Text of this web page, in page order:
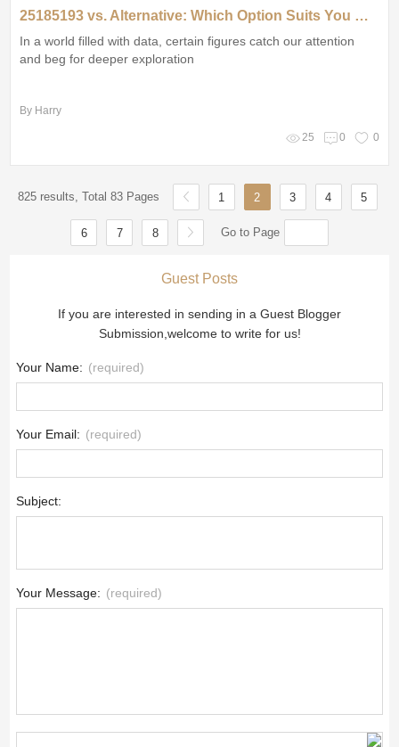
25185193 vs. Alternative: Which Option Suits You Best?
In a world filled with data, certain figures catch our attention
and beg for deeper exploration
By Harry
25 0 0
825 results, Total 83 Pages 1 2 3 4 5
6 7 8 Go to Page
Guest Posts
If you are interested in sending in a Guest Blogger
Submission,welcome to write for us!
Your Name: (required)
Your Email: (required)
Subject:
Your Message: (required)